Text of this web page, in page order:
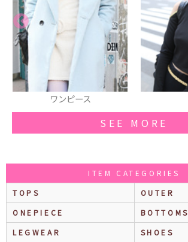
SEE MORE
ITEM CATEGORIES
TOPS
OUTER
ONEPIECE
BOTTOMS
LEGWEAR
SHOES